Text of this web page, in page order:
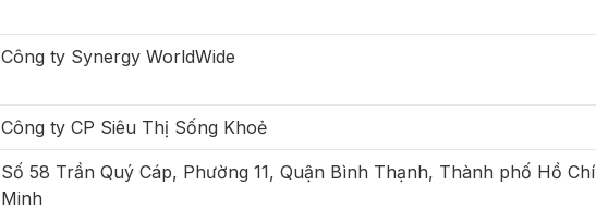
Công ty Synergy WorldWide
Công ty CP Siêu Thị Sống Khoẻ
Số 58 Trần Quý Cáp, Phường 11, Quận Bình Thạnh, Thành phố Hồ Chí
Minh